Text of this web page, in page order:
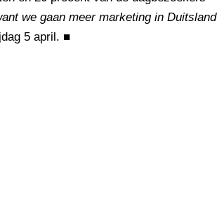
we gaan meer marketing in Duitsland
5 april. ■